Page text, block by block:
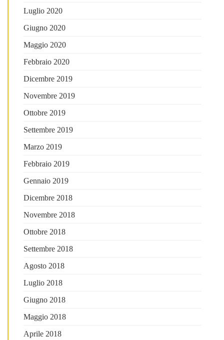
Luglio 2020
Giugno 2020
Maggio 2020
Febbraio 2020
Dicembre 2019
Novembre 2019
Ottobre 2019
Settembre 2019
Marzo 2019
Febbraio 2019
Gennaio 2019
Dicembre 2018
Novembre 2018
Ottobre 2018
Settembre 2018
Agosto 2018
Luglio 2018
Giugno 2018
Maggio 2018
Aprile 2018